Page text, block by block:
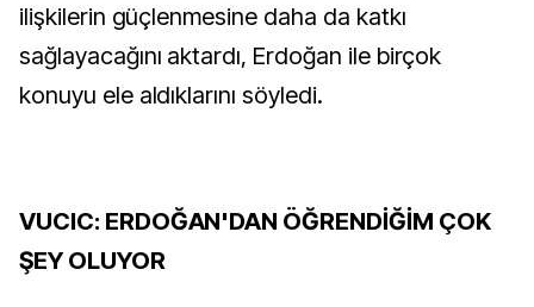
ilişkilerin güçlenmesine daha da katkı
sağlayacağını aktardı, Erdoğan ile birçok
konuyu ele aldıklarını söyledi.
VUCIC: ERDOĞAN'DAN ÖĞRENDİĞİM ÇOK
ŞEY OLUYOR